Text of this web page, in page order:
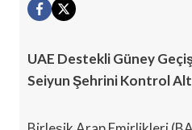
UAE Destekli Güney
Seiyun Şehrini Kontrol